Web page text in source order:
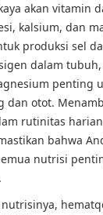
akan vitamin
kalsium, dan
produksi sel
dalam
penting
dan otot.
rutinitas
bahwa
nutrisi